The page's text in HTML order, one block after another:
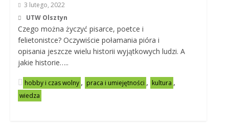
3 lutego, 2022
UTW Olsztyn
Czego można życzyć pisarce, poetce i
felietonistce? Oczywiście połamania pióra i
opisania jeszcze wielu historii wyjątkowych ludzi. A
jakie historie…..
hobby i czas wolny , praca i umiejętności , kultura ,
wiedza